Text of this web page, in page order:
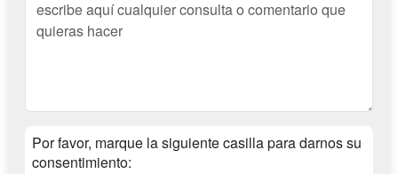
Por favor, marque la siguiente casilla para darnos su
consentimiento: